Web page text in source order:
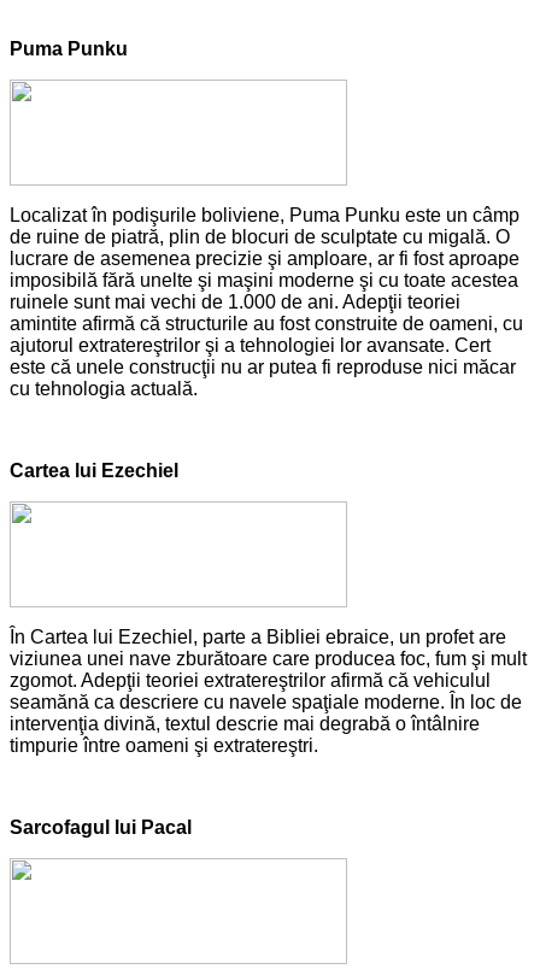
Puma Punku
Localizat în podişurile boliviene, Puma Punku este un câmp
de ruine de piatră, plin de blocuri de sculptate cu migală. O
lucrare de asemenea precizie şi amploare, ar fi fost aproape
imposibilă fără unelte şi maşini moderne şi cu toate acestea
ruinele sunt mai vechi de 1.000 de ani. Adepţii teoriei
amintite afirmă că structurile au fost construite de oameni, cu
ajutorul extratereştrilor şi a tehnologiei lor avansate. Cert
este că unele construcţii nu ar putea fi reproduse nici măcar
cu tehnologia actuală.
Cartea lui Ezechiel
În Cartea lui Ezechiel, parte a Bibliei ebraice, un profet are
viziunea unei nave zburătoare care producea foc, fum şi mult
zgomot. Adepţii teoriei extratereştrilor afirmă că vehiculul
seamănă ca descriere cu navele spaţiale moderne. În loc de
intervenţia divină, textul descrie mai degrabă o întâlnire
timpurie între oameni şi extratereştri.
Sarcofagul lui Pacal